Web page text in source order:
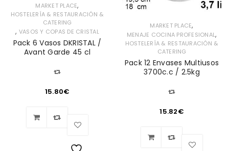
MARKET PLACE,
HOSTELERÍA & RESTAURACIÓN &
CATERING
, VASOS Y COPAS DE CRISTAL
Pack 6 Vasos DKRISTAL /
Avant Garde 45 cl
15.80€
MARKET PLACE,
MENAJE COCINA PROFESIONAL,
HOSTELERÍA & RESTAURACIÓN &
CATERING
Pack 12 Envases Multiusos
3700c.c / 2.5kg
15.82€